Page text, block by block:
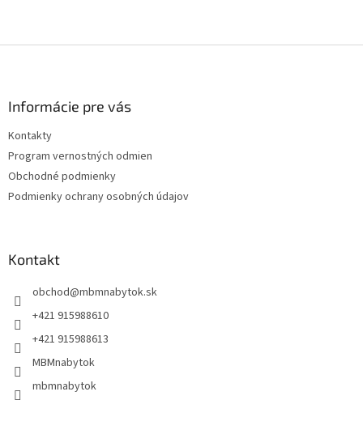
Informácie pre vás
Kontakty
Program vernostných odmien
Obchodné podmienky
Podmienky ochrany osobných údajov
Kontakt
obchod@mbmnabytok.sk
+421 915988610
+421 915988613
MBMnabytok
mbmnabytok